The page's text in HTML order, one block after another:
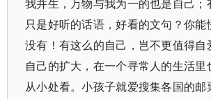
我并生，万物与我为一的也是自己；
只是好听的话语，好看的文句？你能
没有！有这么的自己，岂不更值得自
自己的扩大，在一个寻常人的生活
从小处看。小孩子就爱搜集各国的邮